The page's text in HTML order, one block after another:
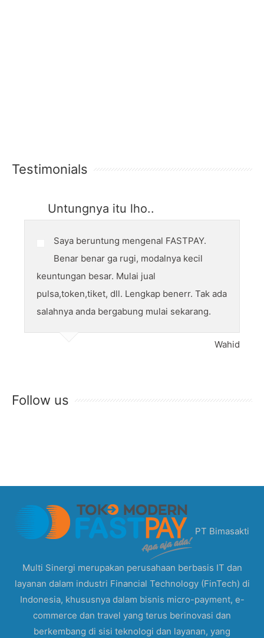
Testimonials
Untungnya itu lho..
Saya beruntung mengenal FASTPAY.
Benar benar ga rugi, modalnya kecil
keuntungan besar. Mulai jual
pulsa,token,tiket, dll. Lengkap benerr. Tak ada
salahnya anda bergabung mulai sekarang.
Wahid
Follow us
PT Bimasakti
Multi Sinergi merupakan perusahaan berbasis IT dan
layanan dalam industri Financial Technology (FinTech) di
Indonesia, khususnya dalam bisnis micro-payment, e-
commerce dan travel yang terus berinovasi dan
berkembang di sisi teknologi dan layanan, yang